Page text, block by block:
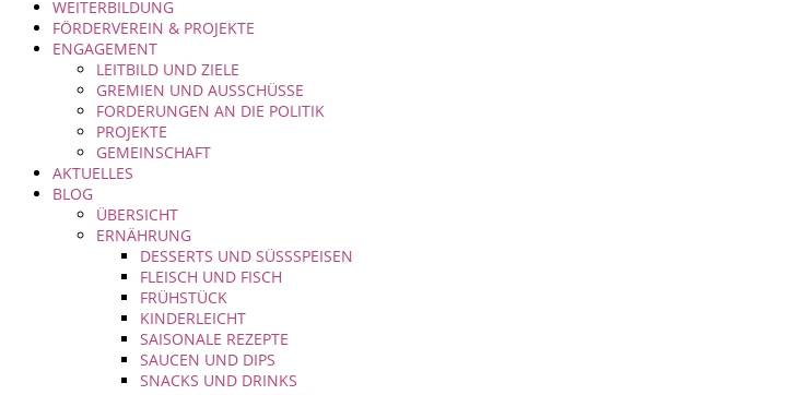
WEITERBILDUNG
FÖRDERVEREIN & PROJEKTE
ENGAGEMENT
LEITBILD UND ZIELE
GREMIEN UND AUSSCHÜSSE
FORDERUNGEN AN DIE POLITIK
PROJEKTE
GEMEINSCHAFT
AKTUELLES
BLOG
ÜBERSICHT
ERNÄHRUNG
DESSERTS UND SÜSSSPEISEN
FLEISCH UND FISCH
FRÜHSTÜCK
KINDERLEICHT
SAISONALE REZEPTE
SAUCEN UND DIPS
SNACKS UND DRINKS